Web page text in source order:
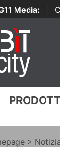
Media:
> Notizia